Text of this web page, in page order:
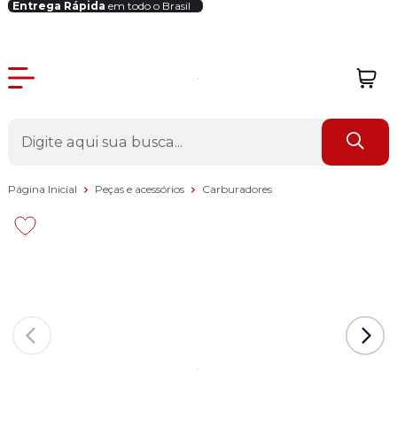
Entrega Rápida em todo o Brasil
Login Revendedor
Página Inicial Peças e acessórios Carburadores